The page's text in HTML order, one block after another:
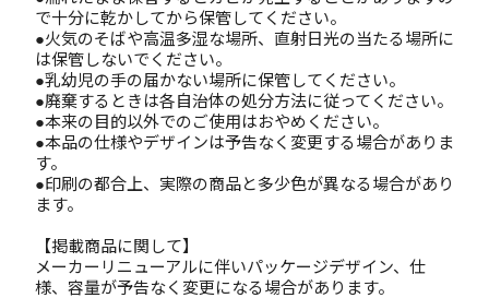
で十分に乾かしてから保管してください。
●火気のそばや高温多湿な場所、直射日光の当たる場所に
は保管しないでください。
●乳幼児の手の届かない場所に保管してください。
●廃棄するときは各自治体の処分方法に従ってください。
●本来の目的以外でのご使用はおやめください。
●本品の仕様やデザインは予告なく変更する場合がありま
す。
●印刷の都合上、実際の商品と多少色が異なる場合があり
ます。
【掲載商品に関して】
メーカーリニューアルに伴いパッケージデザイン、仕
様、容量が予告なく変更になる場合があります。